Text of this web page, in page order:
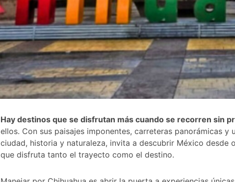
Hay destinos que se disfrutan más cuando se recorren sin
ellos. Con sus paisajes imponentes, carreteras panorámicas y
ciudad, historia y naturaleza, invita a descubrir México desde
que disfruta tanto el trayecto como el destino.